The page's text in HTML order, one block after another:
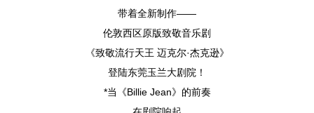
带着全新制作——
伦敦西区原版致敬音乐剧
《致敬流行天王 迈克尔·杰克逊》
登陆东莞玉兰大剧院！
*当《Billie Jean》的前奏